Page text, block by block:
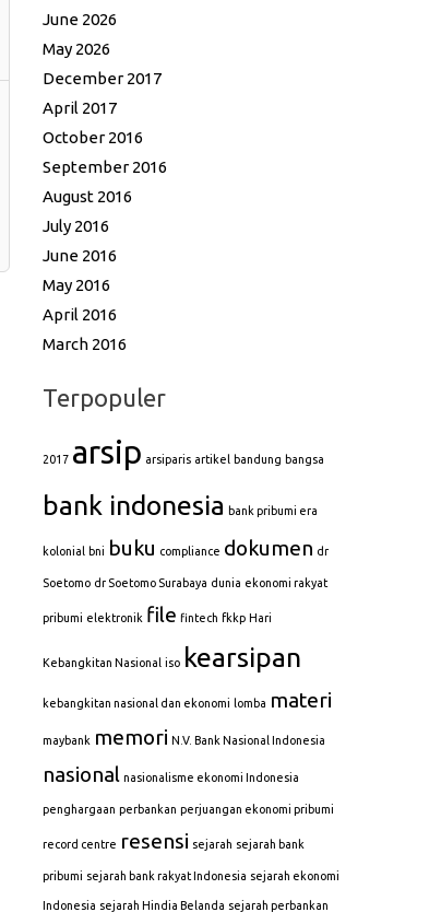
June 2026
May 2026
December 2017
April 2017
October 2016
September 2016
August 2016
July 2016
June 2016
May 2016
April 2016
March 2016
Terpopuler
2017 arsip arsiparis artikel bandung bangsa
bank indonesia bank pribumi era
kolonial bni buku compliance dokumen dr
Soetomo dr Soetomo Surabaya dunia ekonomi rakyat
pribumi elektronik file fintech fkkp Hari
Kebangkitan Nasional iso kearsipan
kebangkitan nasional dan ekonomi lomba materi
maybank memori N.V. Bank Nasional Indonesia
nasional nasionalisme ekonomi Indonesia
penghargaan perbankan perjuangan ekonomi pribumi
record centre resensi sejarah sejarah bank
pribumi sejarah bank rakyat Indonesia sejarah ekonomi
Indonesia sejarah Hindia Belanda sejarah perbankan